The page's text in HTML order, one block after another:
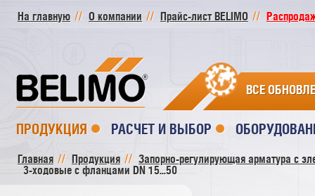
На главную О компании Прайс-лист BELIMO
ВСЕ
ПРОДУКЦИЯ РАСЧЕТ И ВЫБОР
Главная Продукция
Запорно-регулирующая арматура с
3-ходовые с фланцами DN 15...50